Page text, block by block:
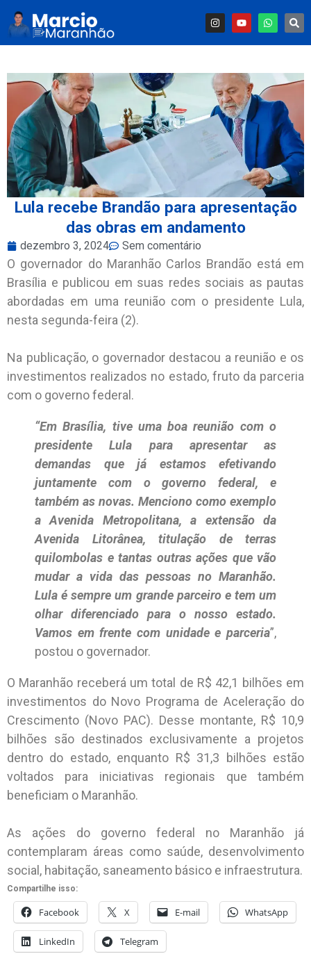
Lula recebe Brandão para apresentação
das obras em andamento
dezembro 3, 2024 Sem comentário
O governador do Maranhão Carlos Brandão está em
Brasília e publicou em suas redes sociais as pautas
abordadas em uma reunião com o presidente Lula,
nesta segunda-feira (2).
Na publicação, o governador destacou a reunião e os
investimentos realizados no estado, fruto da parceria
com o governo federal.
“Em Brasília, tive uma boa reunião com o
presidente Lula para apresentar as
demandas que já estamos efetivando
juntamente com o governo federal, e
também as novas. Menciono como exemplo
a Avenida Metropolitana, a extensão da
Avenida Litorânea, titulação de terras
quilombolas e tantas outras ações que vão
mudar a vida das pessoas no Maranhão.
Lula é sempre um grande parceiro e tem um
olhar diferenciado para o nosso estado.
Vamos em frente com unidade e parceria”,
postou o governador.
O Maranhão receberá um total de R$ 42,1 bilhões em
investimentos do Novo Programa de Aceleração do
Crescimento (Novo PAC). Desse montante, R$ 10,9
bilhões são destinados exclusivamente a projetos
dentro do estado, enquanto R$ 31,3 bilhões estão
voltados para iniciativas regionais que também
beneficiam o Maranhão.
As ações do governo federal no Maranhão já
contemplaram áreas como saúde, desenvolvimento
social, habitação, saneamento básico e infraestrutura.
Compartilhe isso:
Facebook X E-mail WhatsApp
LinkedIn Telegram